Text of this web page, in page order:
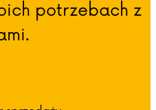
potrzebach z